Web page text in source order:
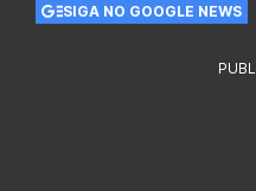
SIGA NO GOOGLE NEWS